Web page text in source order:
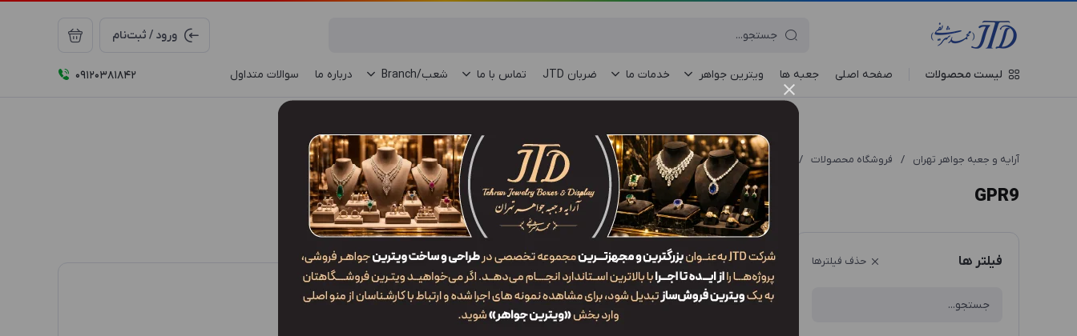
ورود / ثبت‌نام
لیست محصولات صفحه اصلی جعبه‌ ها ویترین جواهر خدمات ما ضربان JTD تماس با ما شعب/Branch درباره ما سوالات متداول 09120381842
آرایه و جعبه جواهر تهران / فروشگاه محصولات / انواع مدل محصولات /
GPR9
GPR9
فیلتر ها حذف فیلترها
ترتیب نمایش: جدیدترین محبوب‌ترین ارزان‌ترین
جعبه النگو OP1 GPR9